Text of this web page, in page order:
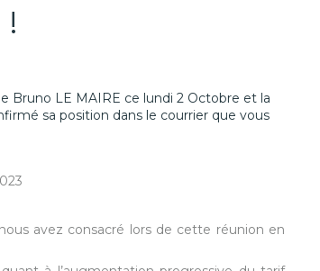
Bruno LE MAIRE ce lundi 2 Octobre et la
sa position dans le courrier que vous
avez consacré lors de cette réunion en